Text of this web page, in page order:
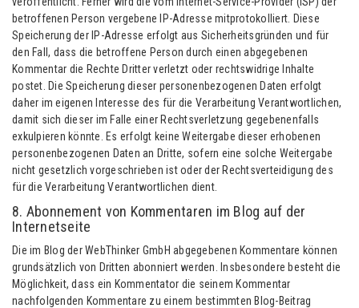
betroffenen Person vergebene IP-Adresse mitprotokolliert. Diese
Speicherung der IP-Adresse erfolgt aus Sicherheitsgründen und für
den Fall, dass die betroffene Person durch einen abgegebenen
Kommentar die Rechte Dritter verletzt oder rechtswidrige Inhalte
postet. Die Speicherung dieser personenbezogenen Daten erfolgt
daher im eigenen Interesse des für die Verarbeitung Verantwortlichen,
damit sich dieser im Falle einer Rechtsverletzung gegebenenfalls
exkulpieren könnte. Es erfolgt keine Weitergabe dieser erhobenen
personenbezogenen Daten an Dritte, sofern eine solche Weitergabe
nicht gesetzlich vorgeschrieben ist oder der Rechtsverteidigung des
für die Verarbeitung Verantwortlichen dient.
8. Abonnement von Kommentaren im Blog auf der
Internetseite
Die im Blog der WebThinker GmbH abgegebenen Kommentare können
grundsätzlich von Dritten abonniert werden. Insbesondere besteht die
Möglichkeit, dass ein Kommentator die seinem Kommentar
nachfolgenden Kommentare zu einem bestimmten Blog-Beitrag